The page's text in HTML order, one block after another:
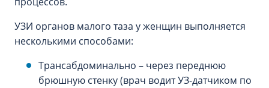
УЗИ органов малого таза у женщин выполняется
несколькими способами:
Трансабдоминально – через переднюю
брюшную стенку (врач водит УЗ-датчиком по